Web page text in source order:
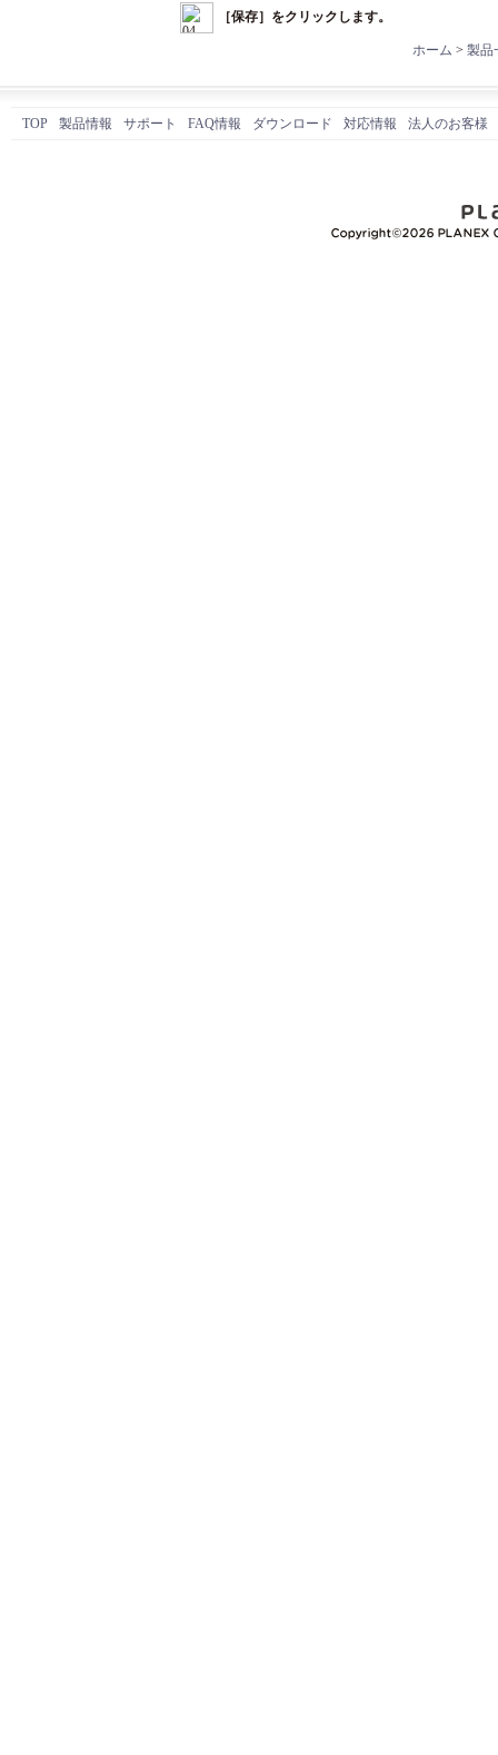
［保存］をクリックします。
ホーム > 製品
TOP 製品情報 サポート FAQ情報 ダウンロード 対応情報 法人のお客様